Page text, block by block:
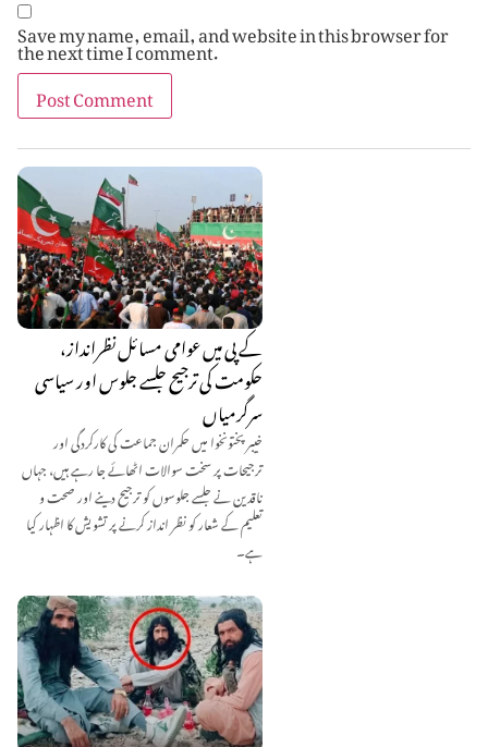
کے پی میں عوامی مسائل نظرانداز،
حکومت کی ترجیح جلسے جلوس اور سیاسی
سرگرمیاں
خیبر پختونخوا میں حکمران جماعت کی کارکردگی اور
ترجیحات پر سخت سوالات اٹھائے جا رہے ہیں، جہاں
ناقدین نے جلسے جلوسوں کو ترجیح دینے اور صحت و
تعلیم کے شعار کو نظر انداز کرنے پر تشویش کا اظہار کیا
ہے۔
Save my name, email, and website in this browser for
the next time I comment.